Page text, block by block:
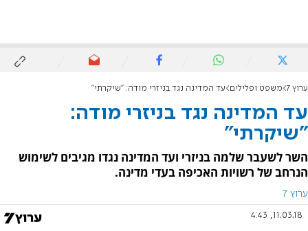
ערוץ 7 משפט ופלילים עד המדינה נגד בניזרי מודה: ״שיקרתי״
עד המדינה נגד בניזרי מודה:
״שיקרתי״
השר לשעבר שלמה בניזרי ועד המדינה נגדו מגיבים לשימוש
הנרחב של רשויות האכיפה בעדי מדינה.
ערוץ 7
11.03.18, 4:43